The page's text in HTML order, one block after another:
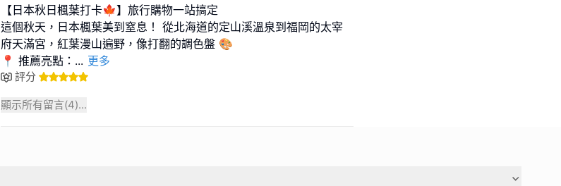
【日本秋日楓葉打卡🍁】旅行購物一站搞定
這個秋天，日本楓葉美到窒息！ 從北海道的定山溪溫泉到福岡的太宰
府天滿宮，紅葉漫山遍野，像打翻的調色盤 🎨
📍 推薦亮點： ... 更多
評分
顯示所有留言(4)...